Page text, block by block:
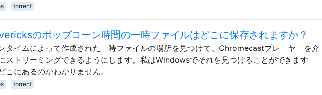
torrent
のポップコーン時間の一時ファイルはどこに保存されますか？
タイムによって作成された一時ファイルの場所を見つけて、Chromecastプレーヤーを介
ストリーミングできるようにします。私はWindowsでそれを見つけることができます
こにあるのかわかりません。
torrent